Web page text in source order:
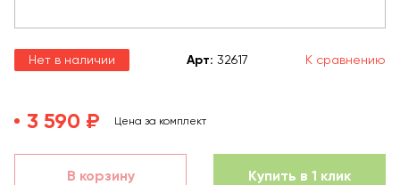
Нет в наличии Арт: 32617 К сравнению
3 590 ₽ Цена за комплект
В корзину Купить в 1 клик